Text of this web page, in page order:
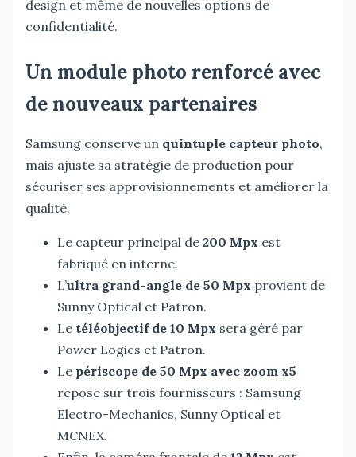
design et même de nouvelles options de
confidentialité.
Un module photo renforcé avec
de nouveaux partenaires
Samsung conserve un quintuple capteur photo,
mais ajuste sa stratégie de production pour
sécuriser ses approvisionnements et améliorer la
qualité.
Le capteur principal de 200 Mpx est
fabriqué en interne.
L’ultra grand-angle de 50 Mpx provient de
Sunny Optical et Patron.
Le téléobjectif de 10 Mpx sera géré par
Power Logics et Patron.
Le périscope de 50 Mpx avec zoom x5
repose sur trois fournisseurs : Samsung
Electro-Mechanics, Sunny Optical et
MCNEX.